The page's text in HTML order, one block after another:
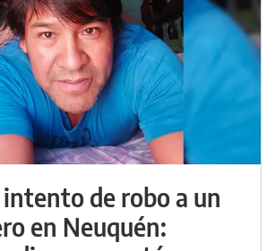
de robo a un
en Neuquén: